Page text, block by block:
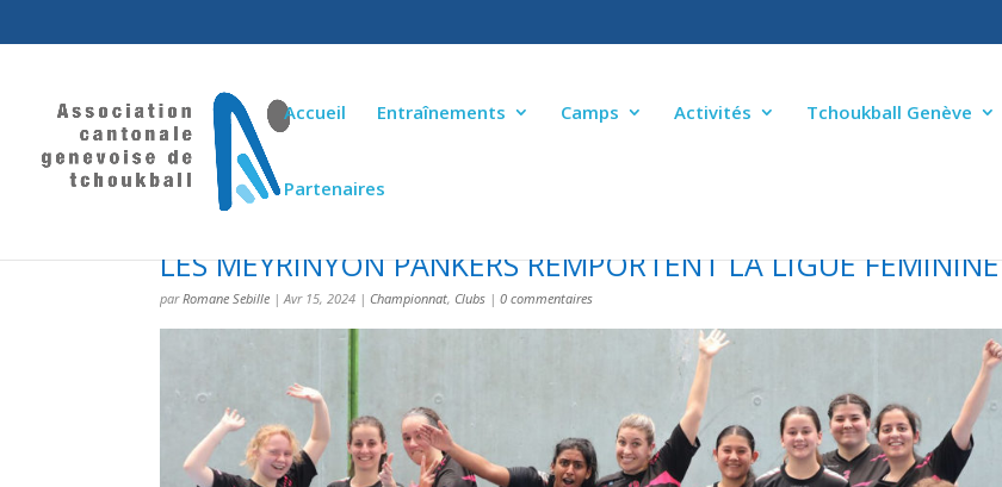
Accueil Entraînements Camps Activités Tchoukball Genève
Partenaires
LES MEYRINYON PANKERS REMPORTENT LA LIGUE FÉMININE
parRomane Sebille |Avr 15, 2024 | Championnat, Clubs |0 commentaires